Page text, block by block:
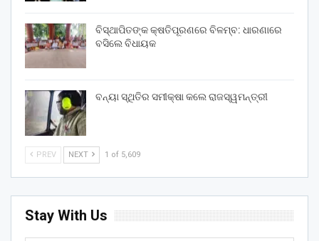
ବିସ୍ଥାପିତଙ୍କ କ୍ଷତିପୂରଣରେ ବିଳମ୍ବ: ଧାରଣାରେ
ବସିଲେ ବିଧାୟକ
ବନ୍ୟା ସ୍ଥିତିର ସମୀକ୍ଷା କଲେ ରାଜସ୍ୱମନ୍ତ୍ରୀ
PREV NEXT 1 of 5,609
Stay With Us